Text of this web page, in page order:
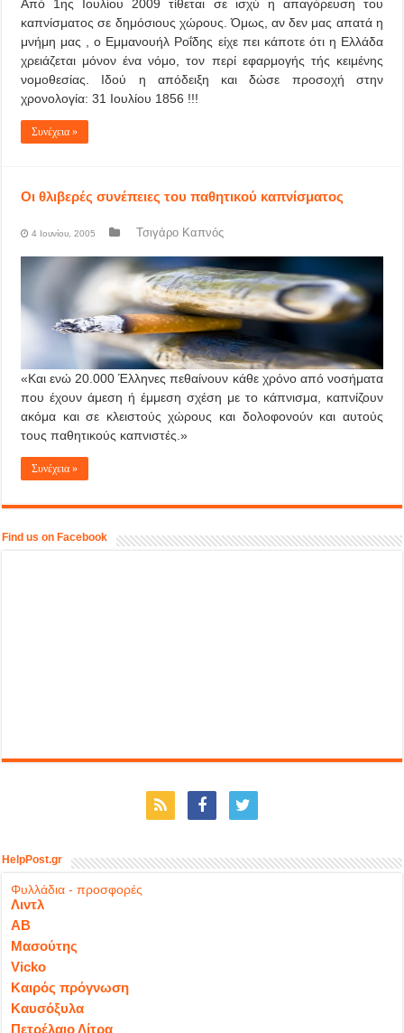
Από 1ης Ιουλίου 2009 τίθεται σε ισχύ η απαγόρευση του
καπνίσματος σε δημόσιους χώρους. Όμως, αν δεν μας απατά η
μνήμη μας , ο Εμμανουήλ Ροΐδης είχε πει κάποτε ότι η Ελλάδα
χρειάζεται μόνον ένα νόμο, τον περί εφαρμογής τής κειμένης
νομοθεσίας. Ιδού η απόδειξη και δώσε προσοχή στην
χρονολογία: 31 Ιουλίου 1856 !!!
Συνέχεια »
Οι θλιβερές συνέπειες του παθητικού καπνίσματος
4 Ιουνίου, 2005 Τσιγάρο Καπνός
«Και ενώ 20.000 Έλληνες πεθαίνουν κάθε χρόνο από νοσήματα
που έχουν άμεση ή έμμεση σχέση με το κάπνισμα, καπνίζουν
ακόμα και σε κλειστούς χώρους και δολοφονούν και αυτούς
τους παθητικούς καπνιστές.»
Συνέχεια »
Find us on Facebook
HelpPost.gr
Φυλλάδια - προσφορές
Λιντλ
ΑΒ
Μασούτης
Vicko
Καιρός πρόγνωση
Καυσόξυλα
Πετρέλαιο Λίτρα